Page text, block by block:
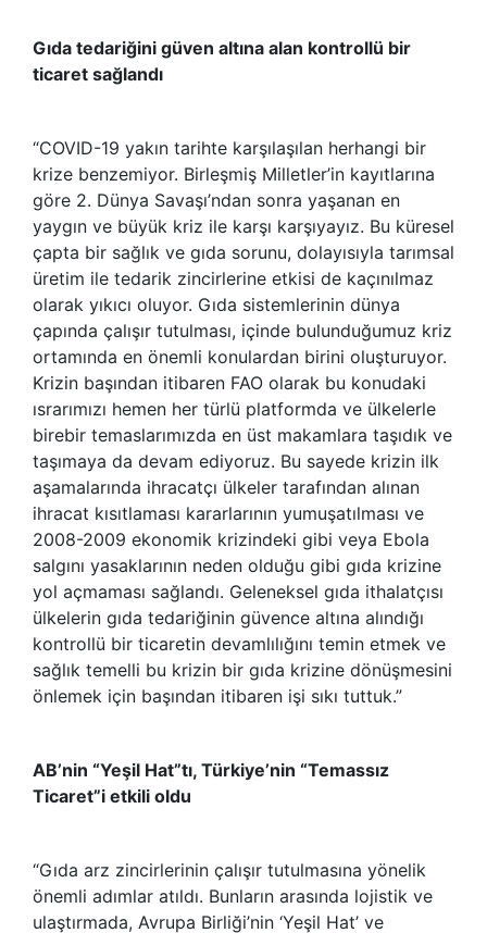
Gıda tedariğini güven altına alan kontrollü bir
ticaret sağlandı
“COVID-19 yakın tarihte karşılaşılan herhangi bir
krize benzemiyor. Birleşmiş Milletler’in kayıtlarına
göre 2. Dünya Savaşı’ndan sonra yaşanan en
yaygın ve büyük kriz ile karşı karşıyayız. Bu küresel
çapta bir sağlık ve gıda sorunu, dolayısıyla tarımsal
üretim ile tedarik zincirlerine etkisi de kaçınılmaz
olarak yıkıcı oluyor. Gıda sistemlerinin dünya
çapında çalışır tutulması, içinde bulunduğumuz kriz
ortamında en önemli konulardan birini oluşturuyor.
Krizin başından itibaren FAO olarak bu konudaki
ısrarımızı hemen her türlü platformda ve ülkelerle
birebir temaslarımızda en üst makamlara taşıdık ve
taşımaya da devam ediyoruz. Bu sayede krizin ilk
aşamalarında ihracatçı ülkeler tarafından alınan
ihracat kısıtlaması kararlarının yumuşatılması ve
2008-2009 ekonomik krizindeki gibi veya Ebola
salgını yasaklarının neden olduğu gibi gıda krizine
yol açmaması sağlandı. Geleneksel gıda ithalatçısı
ülkelerin gıda tedariğinin güvence altına alındığı
kontrollü bir ticaretin devamlılığını temin etmek ve
sağlık temelli bu krizin bir gıda krizine dönüşmesini
önlemek için başından itibaren işi sıkı tuttuk.”
AB’nin “Yeşil Hat”tı, Türkiye’nin “Temassız
Ticaret”i etkili oldu
“Gıda arz zincirlerinin çalışır tutulmasına yönelik
önemli adımlar atıldı. Bunların arasında lojistik ve
ulaştırmada, Avrupa Birliği’nin ‘Yeşil Hat’ ve